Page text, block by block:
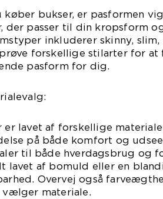
køber bukser, er pasformen
der passer til din kropsform
inkluderer skinny,
forskellige stilarter for at
pasform for dig.
er lavet af forskellige
på både komfort og
til både hverdagsbrug og
lavet af bomuld eller en
Overvej også
vælger materiale.